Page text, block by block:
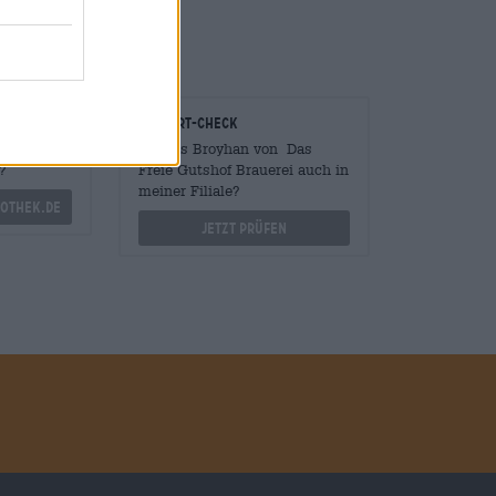
Vor-Ort-Check
Gibt es Broyhan von Das
Freie Gutshof Brauerei auch in
meiner Filiale?
Jetzt prüfen